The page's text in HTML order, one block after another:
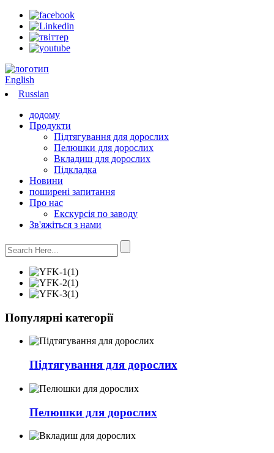
English
Russian
додому
Продукти
Підтягування для дорослих
Пелюшки для дорослих
Вкладиш для дорослих
Підкладка
Новини
поширені запитання
Про нас
Екскурсія по заводу
Зв'яжіться з нами
Популярні категорії
Підтягування для дорослих
Пелюшки для дорослих